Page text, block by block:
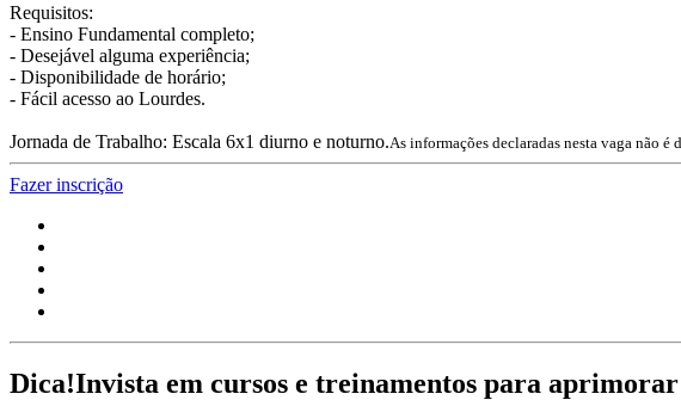
Requisitos:
- Ensino Fundamental completo;
- Desejável alguma experiência;
- Disponibilidade de horário;
- Fácil acesso ao Lourdes.
Jornada de Trabalho: Escala 6x1 diurno e noturno.As informações declaradas nesta vaga não
Fazer inscrição
Dica!Invista em cursos e treinamentos para